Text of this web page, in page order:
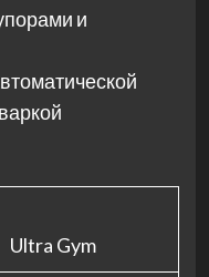
и
Ultra Gym